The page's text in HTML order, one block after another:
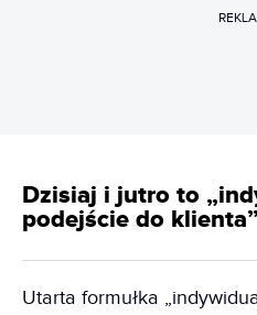
Dzisiaj i jutro to
podejście do klienta”
Utarta formułka